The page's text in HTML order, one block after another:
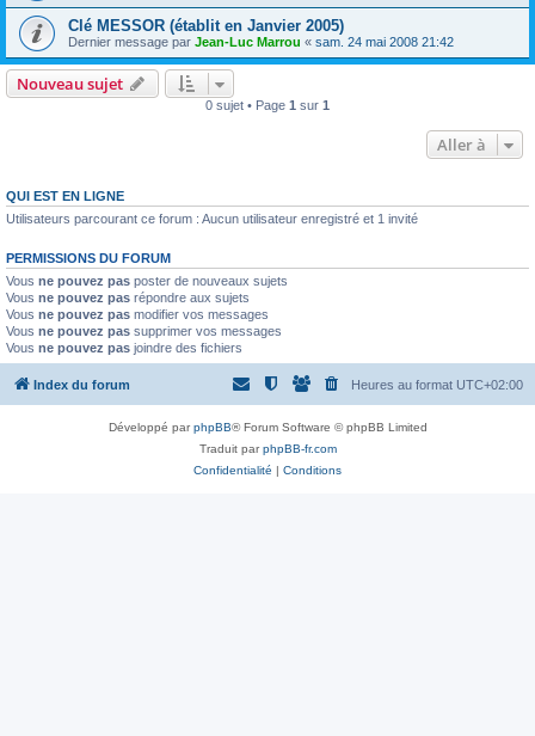
Clé MESSOR (établit en Janvier 2005)
Dernier message par Jean-Luc Marrou « sam. 24 mai 2008 21:42
Nouveau sujet
0 sujet • Page 1 sur 1
Aller à
QUI EST EN LIGNE
Utilisateurs parcourant ce forum : Aucun utilisateur enregistré et 1 invité
PERMISSIONS DU FORUM
Vous ne pouvez pas poster de nouveaux sujets
Vous ne pouvez pas répondre aux sujets
Vous ne pouvez pas modifier vos messages
Vous ne pouvez pas supprimer vos messages
Vous ne pouvez pas joindre des fichiers
Index du forum Heures au format UTC+02:00
Développé parphpBB® Forum Software © phpBB Limited
Traduit parphpBB-fr.com
Confidentialité | Conditions